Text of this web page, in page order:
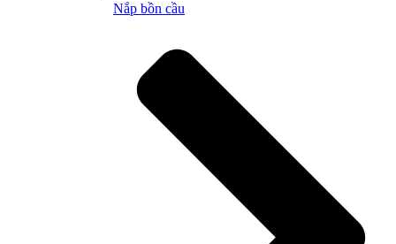
Nắp bồn cầu